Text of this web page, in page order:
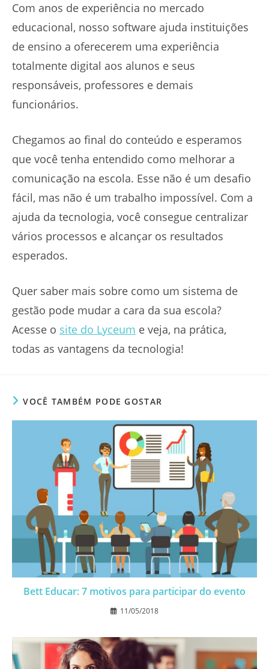
Com anos de experiência no mercado
educacional, nosso software ajuda instituições
de ensino a oferecerem uma experiência
totalmente digital aos alunos e seus
responsáveis, professores e demais
funcionários.
Chegamos ao final do conteúdo e esperamos
que você tenha entendido como melhorar a
comunicação na escola. Esse não é um desafio
fácil, mas não é um trabalho impossível. Com a
ajuda da tecnologia, você consegue centralizar
vários processos e alcançar os resultados
esperados.
Quer saber mais sobre como um sistema de
gestão pode mudar a cara da sua escola?
Acesse o site do Lyceum e veja, na prática,
todas as vantagens da tecnologia!
VOCÊ TAMBÉM PODE GOSTAR
Bett Educar: 7 motivos para participar do evento
11/05/2018